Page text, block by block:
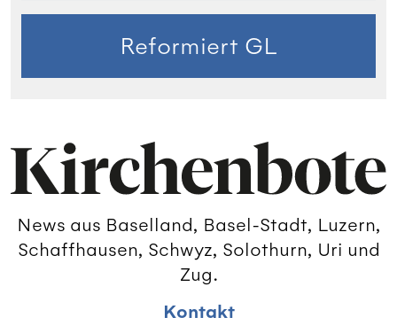
Reformiert GL
News aus Baselland, Basel-Stadt, Luzern,
Schaffhausen, Schwyz, Solothurn, Uri und
Zug.
Kontakt